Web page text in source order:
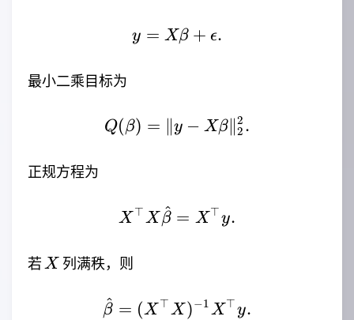
y=X\beta+\epsilon.
y = Xβ + ϵ.
最小二乘目标为
Q(\beta)=\|y-
Q(β) = ∥y − Xβ∥2
2 .
正规方程为
X^\top
X⊤Xβ
^ = X⊤y.
若 X
X 列满秩，则
\hat{\beta}=(X^\top
β
^ = (X⊤X)−1 X⊤y.